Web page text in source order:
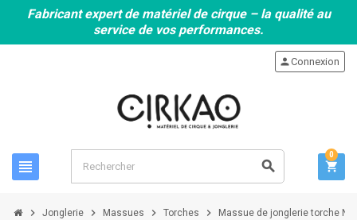
Fabricant expert de matériel de cirque – la qualité au
service de vos performances.
view_headline search
personConnexion
shopping_cart
0
chevron_right Jonglerie chevron_right Massues chevron_right Torches chevron_right Massue de jonglerie torche